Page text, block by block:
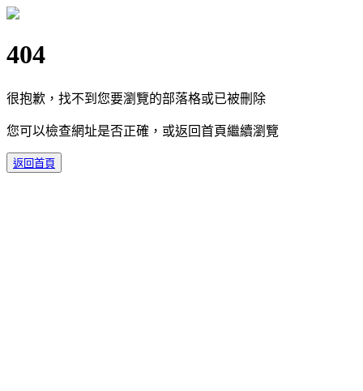
404
很抱歉，找不到您要瀏覽的部落格或已被刪除
您可以檢查網址是否正確，或返回首頁繼續瀏覽
返回首頁